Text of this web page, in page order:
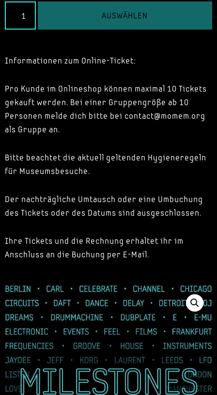
AUSWÄHLEN
Informationen zum Online-Ticket:
Pro Kunde im Onlineshop können maximal 10 Tickets
gekauft werden. Bei einer Gruppengröße ab 10
Personen melde dich bitte bei contact@momem.org
als Gruppe an.
Bitte beachtet die aktuell geltenden Hygieneregeln
für Museumsbesuche.
Der nachträgliche Umtausch oder eine Umbuchung
des Tickets oder des Datums sind ausgeschlossen.
Ihre Tickets und die Rechnung erhaltet ihr im
Anschluss an die Buchung per E-Mail.